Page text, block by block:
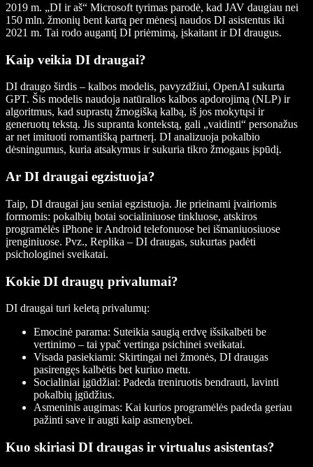
2019 m. „DI ir aš“ Microsoft tyrimas parodė, kad JAV daugiau nei
150 mln. žmonių bent kartą per mėnesį naudos DI asistentus iki
2021 m. Tai rodo augantį DI priėmimą, įskaitant ir DI draugus.
Kaip veikia DI draugai?
DI draugo širdis – kalbos modelis, pavyzdžiui, OpenAI sukurta
GPT. Šis modelis naudoja natūralios kalbos apdorojimą (NLP) ir
algoritmus, kad suprastų žmogišką kalbą, iš jos mokytųsi ir
generuotų tekstą. Jis supranta kontekstą, gali „vaidinti“ personažus
ar net imituoti romantišką partnerį. DI analizuoja pokalbio
dėsningumus, kuria atsakymus ir sukuria tikro žmogaus įspūdį.
Ar DI draugai egzistuoja?
Taip, DI draugai jau seniai egzistuoja. Jie prieinami įvairiomis
formomis: pokalbių botai socialiniuose tinkluose, atskiros
programėlės iPhone ir Android telefonuose bei išmaniuosiuose
įrenginiuose. Pvz., Replika – DI draugas, sukurtas padėti
psichologinei sveikatai.
Kokie DI draugų privalumai?
DI draugai turi keletą privalumų:
Emocinė parama: Suteikia saugią erdvę išsikalbėti be
vertinimo – tai ypač vertinga psichinei sveikatai.
Visada pasiekiami: Skirtingai nei žmonės, DI draugas
pasirengęs kalbėtis bet kuriuo metu.
Socialiniai įgūdžiai: Padeda treniruotis bendrauti, lavinti
pokalbių įgūdžius.
Asmeninis augimas: Kai kurios programėlės padeda geriau
pažinti save ir augti kaip asmenybei.
Kuo skiriasi DI draugas ir virtualus asistentas?